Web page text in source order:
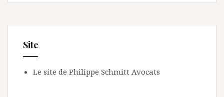
Site
Le site de Philippe Schmitt Avocats